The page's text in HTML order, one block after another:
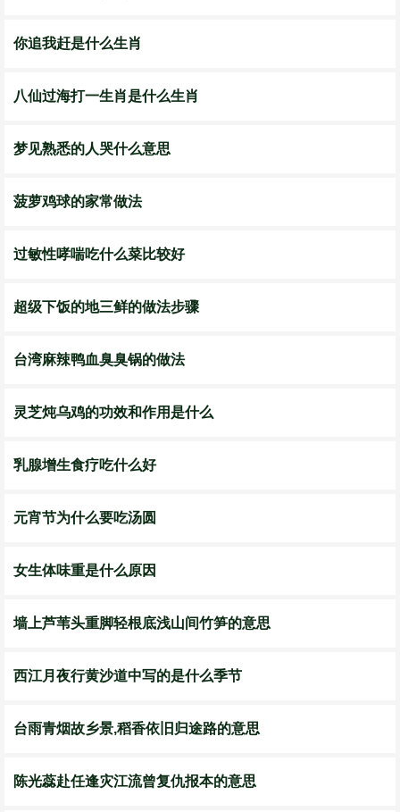
你追我赶是什么生肖
八仙过海打一生肖是什么生肖
梦见熟悉的人哭什么意思
菠萝鸡球的家常做法
过敏性哮喘吃什么菜比较好
超级下饭的地三鲜的做法步骤
台湾麻辣鸭血臭臭锅的做法
灵芝炖乌鸡的功效和作用是什么
乳腺增生食疗吃什么好
元宵节为什么要吃汤圆
女生体味重是什么原因
墙上芦苇头重脚轻根底浅山间竹笋的意思
西江月夜行黄沙道中写的是什么季节
台雨青烟故乡景,稻香依旧归途路的意思
陈光蕊赴任逢灾江流曾复仇报本的意思